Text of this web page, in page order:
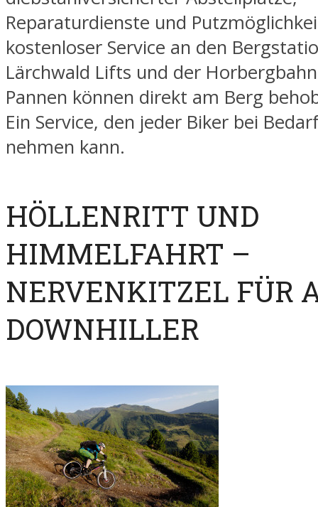
Reparaturdienste und
kostenloser Service an den
Lärchwald Lifts und der
Pannen können direkt am Berg
Ein Service, den jeder Biker bei
nehmen kann.
HÖLLENRITT UND
HIMMELFAHRT –
NERVENKITZEL FÜR
DOWNHILLER